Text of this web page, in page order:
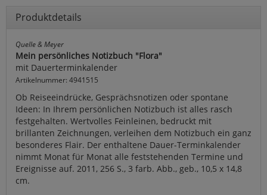
Produktdetails
Quelle & Meyer
Mein persönliches Notizbuch "Flora"
mit Dauerterminkalender
Artikelnummer: 4941515
Ob Reiseeindrücke, Gesprächsnotizen oder spontane
Ideen: In Ihrem persönlichen Notizbuch ist alles rasch
festgehalten. Wertvolles Feinleinen, bedruckt mit
brillanten Zeichnungen, verleihen dem Notizbuch ein ganz
besonderes Flair. Der enthaltene Dauer-Terminkalender
nimmt Monat für Monat alle feststehenden Termine und
Ereignisse auf. 2011, 256 S., 3 farb. Abb., geb., 10,5 x 14,8
cm.